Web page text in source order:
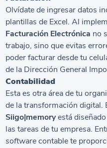
Olvídate de ingresar datos
plantillas de Excel. Al
Facturación Electrónica no
trabajo, sino que evitas
poder facturar desde tu
de la Dirección General
Contabilidad
Esta es otra área de tu
de la transformación digital.
Siigo|memoryestá
las tareas de tu empresa.
softwarecontable te